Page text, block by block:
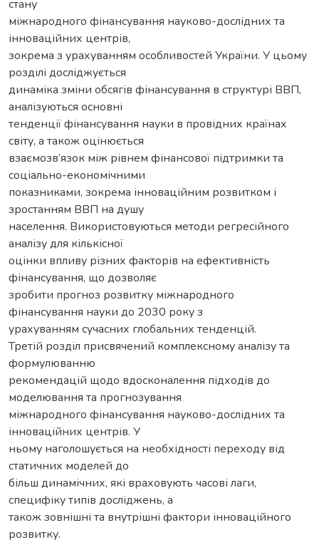
стану
міжнародного фінансування науково-дослідних та
інноваційних центрів,
зокрема з урахуванням особливостей України. У цьому
розділі досліджується
динаміка зміни обсягів фінансування в структурі ВВП,
аналізуються основні
тенденції фінансування науки в провідних країнах
світу, а також оцінюється
взаємозв’язок між рівнем фінансової підтримки та
соціально-економічними
показниками, зокрема інноваційним розвитком і
зростанням ВВП на душу
населення. Використовуються методи регресійного
аналізу для кількісної
оцінки впливу різних факторів на ефективність
фінансування, що дозволяє
зробити прогноз розвитку міжнародного
фінансування науки до 2030 року з
урахуванням сучасних глобальних тенденцій.
Третій розділ присвячений комплексному аналізу та
формулюванню
рекомендацій щодо вдосконалення підходів до
моделювання та прогнозування
міжнародного фінансування науково-дослідних та
інноваційних центрів. У
ньому наголошується на необхідності переходу від
статичних моделей до
більш динамічних, які враховують часові лаги,
специфіку типів досліджень, а
також зовнішні та внутрішні фактори інноваційного
розвитку.